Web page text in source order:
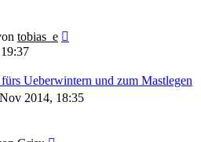
tobias_e
Ueberwintern und zum Mastlegen
2014, 18:35